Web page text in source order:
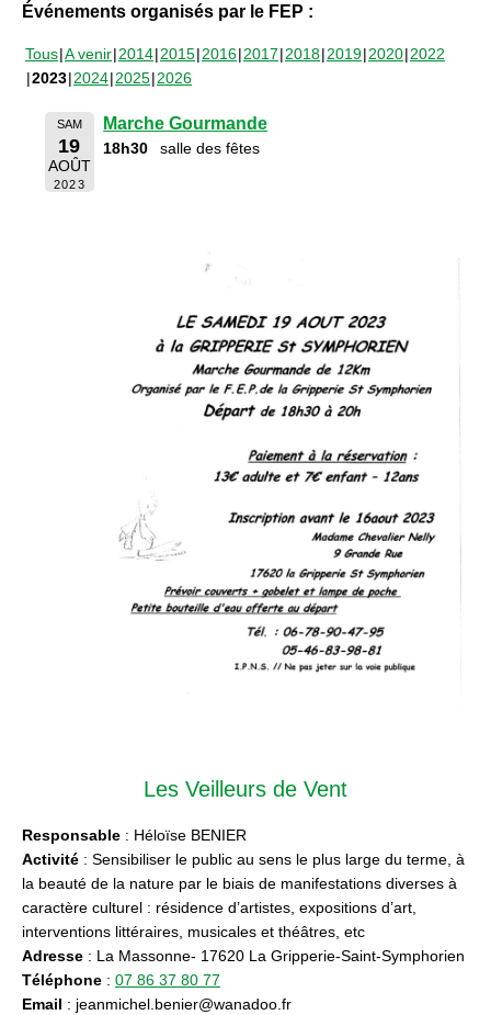
Événements organisés par le FEP :
Tous A venir 2014 2015 2016 2017 2018 2019 2020 2022
2023 2024 2025 2026
SAM
19
AOÛT
2023
Marche Gourmande
18h30 salle des fêtes
Les Veilleurs de Vent
Responsable : Héloïse BENIER
Activité : Sensibiliser le public au sens le plus large du terme, à
la beauté de la nature par le biais de manifestations diverses à
caractère culturel : résidence d’artistes, expositions d’art,
interventions littéraires, musicales et théâtres, etc
Adresse : La Massonne- 17620 La Gripperie-Saint-Symphorien
Téléphone : 07 86 37 80 77
Email : jeanmichel.benier@wanadoo.fr